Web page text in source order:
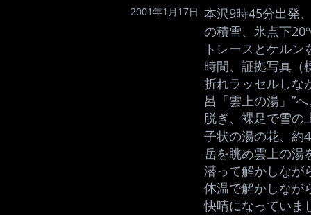
2001年1月17日 本沢9時45分出発
の積雪、氷点下
トレースとケル
時間、証拠写真（
折れラッセルし
呂「雲上の湯」”
脱ぎ、裸足で雪の
子状の湯の花、
岳を眺め雲上の湯
潜って解かしなが
体温で解かしなが
快晴になっていま